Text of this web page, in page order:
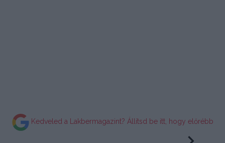
Kedveled a Lakbermagazint? Állítsd be itt, hogy előrébb